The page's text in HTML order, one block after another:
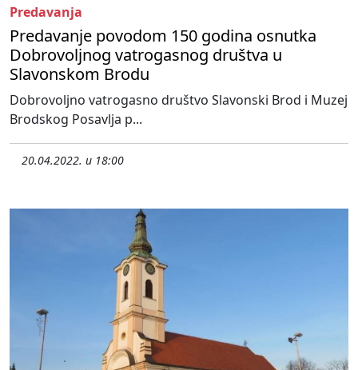
Predavanja
Predavanje povodom 150 godina osnutka
Dobrovoljnog vatrogasnog društva u
Slavonskom Brodu
Dobrovoljno vatrogasno društvo Slavonski Brod i Muzej
Brodskog Posavlja p...
20.04.2022. u 18:00